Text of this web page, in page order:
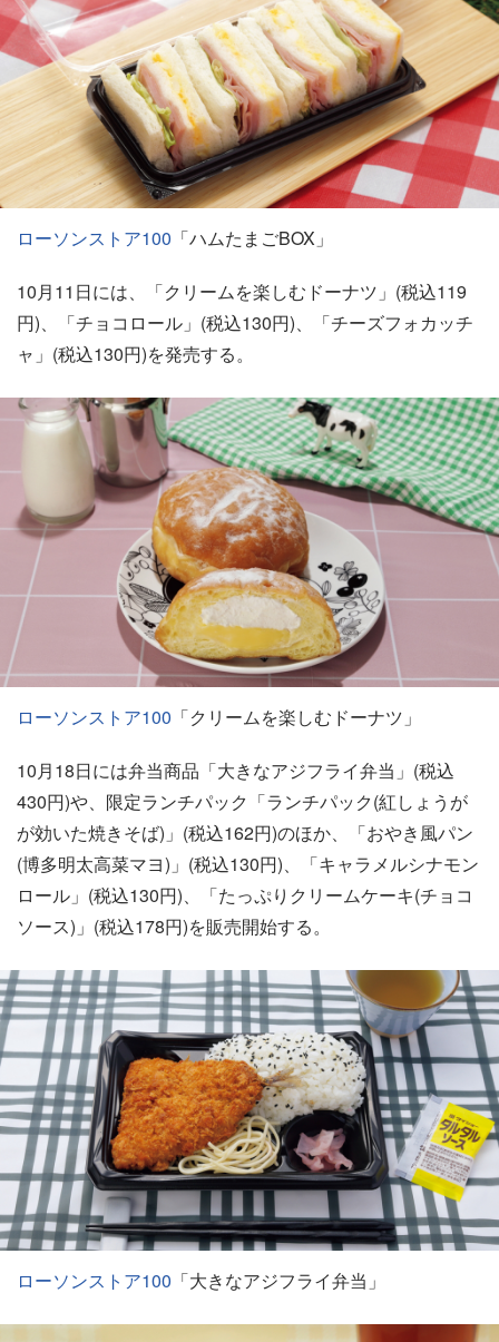
ローソンストア100 「ハムたまごBOX」
10月11日には、「クリームを楽しむドーナツ」(税込119
円)、「チョコロール」(税込130円)、「チーズフォカッチ
ャ」(税込130円)を発売する。
ローソンストア100 「クリームを楽しむドーナツ」
10月18日には弁当商品「大きなアジフライ弁当」(税込
430円)や、限定ランチパック「ランチパック(紅しょうが
が効いた焼きそば)」(税込162円)のほか、「おやき風パン
(博多明太高菜マヨ)」(税込130円)、「キャラメルシナモン
ロール」(税込130円)、「たっぷりクリームケーキ(チョコ
ソース)」(税込178円)を販売開始する。
ローソンストア100 「大きなアジフライ弁当」